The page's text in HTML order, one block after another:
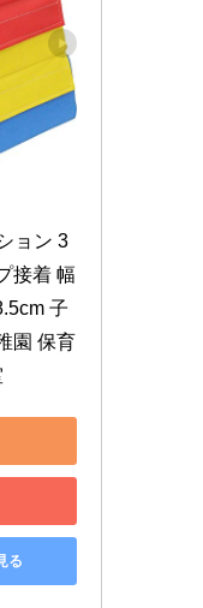
ョン 3
接着 幅
子
園 保育
る